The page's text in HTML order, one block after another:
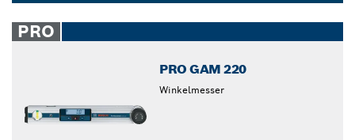
closed
PRO
PRO GAM 220
Winkelmesser